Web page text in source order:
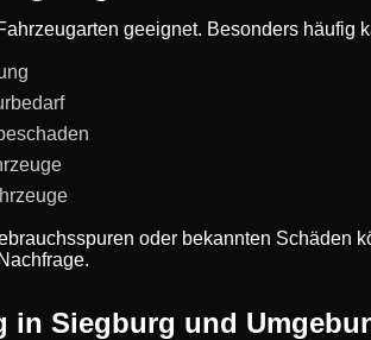
geeignet. Besonders häufig
oder bekannten Schäden
in Siegburg und